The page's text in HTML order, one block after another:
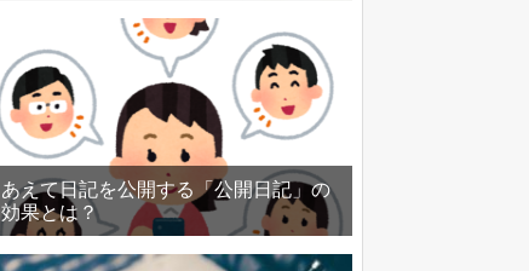
あえて日記を公開する「公開日記」の
効果とは？